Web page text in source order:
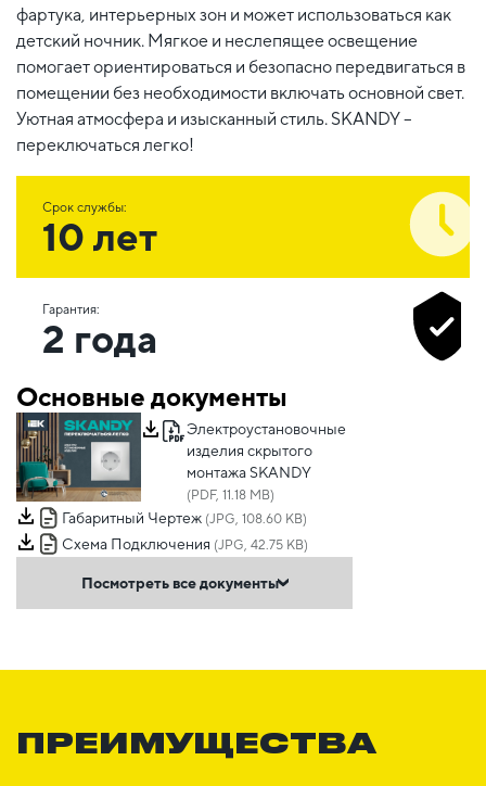
фартука, интерьерных зон и может использоваться как
детский ночник. Мягкое и неслепящее освещение
помогает ориентироваться и безопасно передвигаться в
помещении без необходимости включать основной свет.
Уютная атмосфера и изысканный стиль. SKANDY –
переключаться легко!
Срок службы:
10 лет
Гарантия:
2 года
Основные документы
Электроустановочные
изделия скрытого
монтажа SKANDY
(PDF, 11.18 MB)
Габаритный Чертеж (JPG, 108.60 KB)
Схема Подключения (JPG, 42.75 KB)
Посмотреть все документы
ПРЕИМУЩЕСТВА